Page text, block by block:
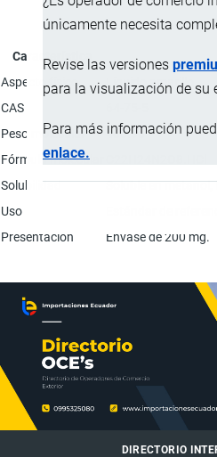
únicamente necesita
Revise las versiones
para la visualización de su
Para más información
enlace.
Característica
Aspecto físico
Líquido amarillo.
CAS
Peso molecular
480.90
Fórmula molecular
Solubilidad
Soluble en
Uso
Estándar de
Presentación
Envase de 200 mg.
DIRECTORIO